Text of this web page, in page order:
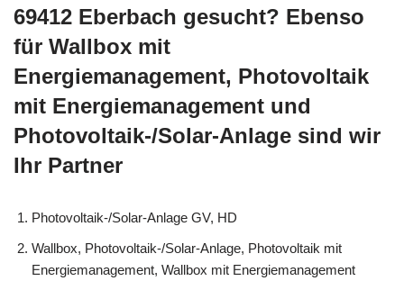
69412 Eberbach gesucht? Ebenso
für Wallbox mit
Energiemanagement, Photovoltaik
mit Energiemanagement und
Photovoltaik-/Solar-Anlage sind wir
Ihr Partner
Photovoltaik-/Solar-Anlage GV, HD
Wallbox, Photovoltaik-/Solar-Anlage, Photovoltaik mit
Energiemanagement, Wallbox mit Energiemanagement